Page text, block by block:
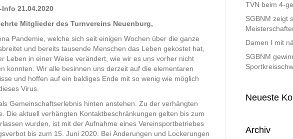
21.04.2020
Mitglieder des Turnvereins Neuenburg,
Pandemie, welche sich seit einigen Wochen über die ganze
und bereits tausende Menschen das Leben gekostet hat,
Leben in einer Weise verändert, wie wir es uns vorher nicht
konnten. Wir alle besinnen uns derzeit auf die elementaren
und hoffen auf ein baldiges Ende mit so wenig wie möglich
Virus.
Gemeinschaftserlebnis hinten anstehen. Zu der verhängten
Die aktuell verhängten Kontaktbeschränkungen gelten bis zum
wurden, ist mit der Aufnahme eines Vereinsportbetriebes
bis zum 15. Juni 2020. Bei Änderungen und Lockerungen
TVN beim 4-
SGBNM zeigt
Damen I mit
SGBNM
Neueste
Archiv